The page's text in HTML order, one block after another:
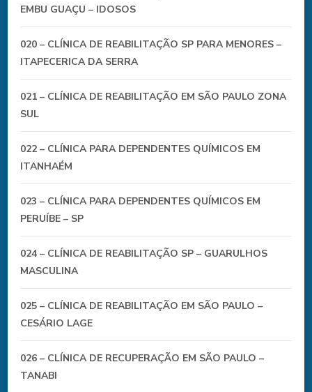
EMBU GUAÇU – IDOSOS
020 – CLÍNICA DE REABILITAÇÃO SP PARA MENORES –
ITAPECERICA DA SERRA
021 – CLÍNICA DE REABILITAÇÃO EM SÃO PAULO ZONA
SUL
022 – CLÍNICA PARA DEPENDENTES QUÍMICOS EM
ITANHAÉM
023 – CLÍNICA PARA DEPENDENTES QUÍMICOS EM
PERUÍBE – SP
024 – CLÍNICA DE REABILITAÇÃO SP – GUARULHOS
MASCULINA
025 – CLÍNICA DE REABILITAÇÃO EM SÃO PAULO –
CESÁRIO LAGE
026 – CLÍNICA DE RECUPERAÇÃO EM SÃO PAULO –
TANABI